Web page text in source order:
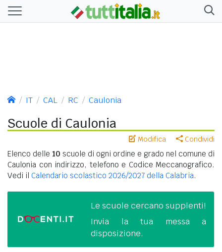
IT CAL RC Caulonia
Scuole di Caulonia
Modifica Condividi
Elenco delle 10 scuole di ogni ordine e grado nel comune di
Caulonia con indirizzo, telefono e Codice Meccanografico.
Vedi il Calendario scolastico 2026/2027 della Calabria.
Le scuole cercano supplenti!
Invia la tua messa a
disposizione.